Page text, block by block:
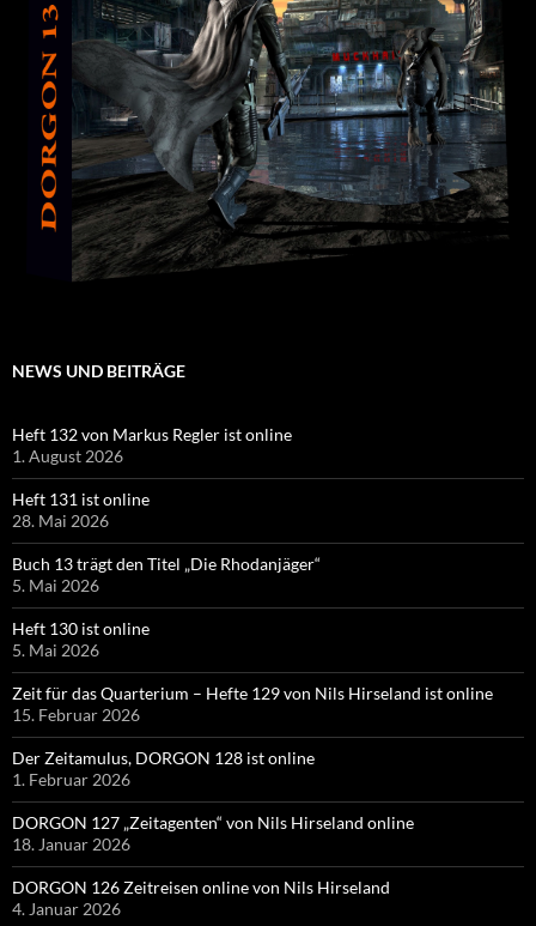
NEWS UND BEITRÄGE
Heft 132 von Markus Regler ist online
1. August 2026
Heft 131 ist online
28. Mai 2026
Buch 13 trägt den Titel „Die Rhodanjäger“
5. Mai 2026
Heft 130 ist online
5. Mai 2026
Zeit für das Quarterium – Hefte 129 von Nils Hirseland ist online
15. Februar 2026
Der Zeitamulus, DORGON 128 ist online
1. Februar 2026
DORGON 127 „Zeitagenten“ von Nils Hirseland online
18. Januar 2026
DORGON 126 Zeitreisen online von Nils Hirseland
4. Januar 2026